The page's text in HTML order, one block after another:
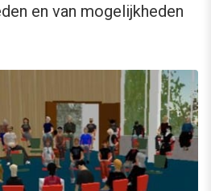
en van mogelijkheden